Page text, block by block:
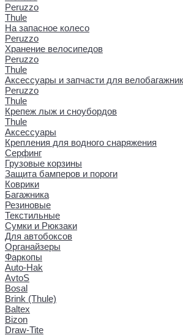
Peruzzo
Thule
На запасное колесо
Peruzzo
Хранение велосипедов
Peruzzo
Thule
Аксессуары и запчасти для
Peruzzo
Thule
Крепеж лыж и сноубордов
Thule
Аксессуары
Крепления для водного снаряжения
Серфинг
Грузовые корзины
Защита бамперов и пороги
Коврики
Багажника
Резиновые
Текстильные
Сумки и Рюкзаки
Для автобоксов
Органайзеры
Фаркопы
Auto-Hak
AvtoS
Bosal
Brink (Thule)
Baltex
Bizon
Draw-Tite